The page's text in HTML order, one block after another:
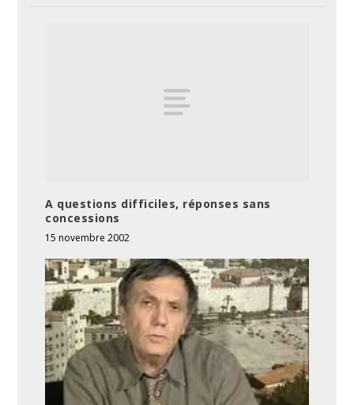
A questions difficiles, réponses sans
concessions
15 novembre 2002